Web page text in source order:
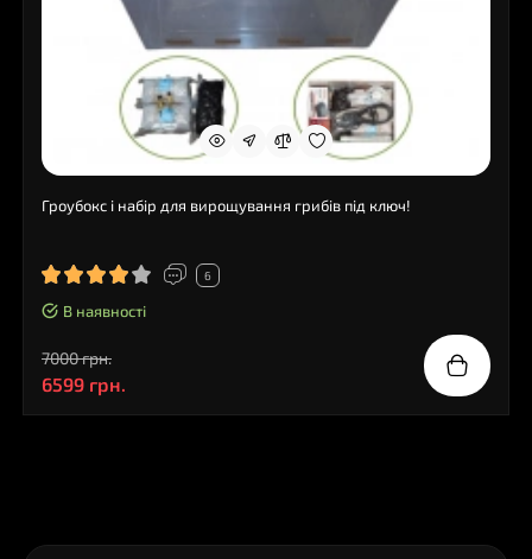
Гроубокс і набір для вирощування грибів під ключ!
6
В наявності
7000 грн.
6599 грн.